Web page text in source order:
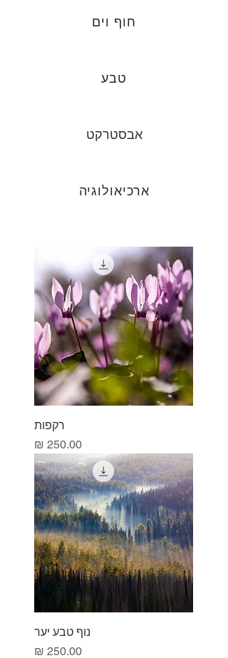
חוף וים
טבע
אבסטרקט
ארכיאולוגיה
רקפות
מחיר
נוף טבע יער
מחיר